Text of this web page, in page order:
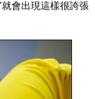
會出現這樣很誇張